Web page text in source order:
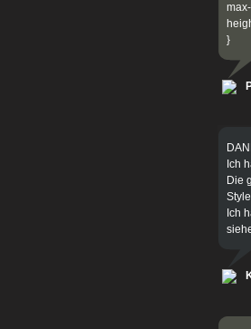
}
Ich
Die
Ich